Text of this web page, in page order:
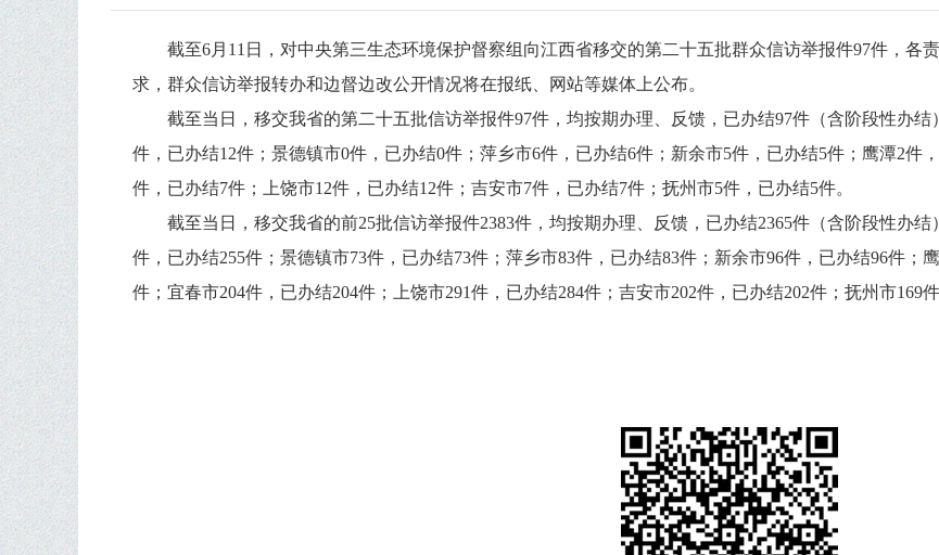
截至6月11日，对中央第三生态环境保护督察组向江西省移交的第二十五批群众信访举报件97件，各
求，群众信访举报转办和边督边改公开情况将在报纸、网站等媒体上公布。
截至当日，移交我省的第二十五批信访举报件97件，均按期办理、反馈，已办结97件（含阶段性办
件，已办结12件；景德镇市0件，已办结0件；萍乡市6件，已办结6件；新余市5件，已办结5件；鹰潭2件
件，已办结7件；上饶市12件，已办结12件；吉安市7件，已办结7件；抚州市5件，已办结5件。
截至当日，移交我省的前25批信访举报件2383件，均按期办理、反馈，已办结2365件（含阶段性办
件，已办结255件；景德镇市73件，已办结73件；萍乡市83件，已办结83件；新余市96件，已办结96件；
件；宜春市204件，已办结204件；上饶市291件，已办结284件；吉安市202件，已办结202件；抚州市169件